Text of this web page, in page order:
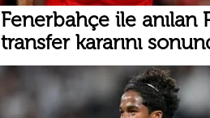
Fenerbahçe ile anılan
transfer kararını